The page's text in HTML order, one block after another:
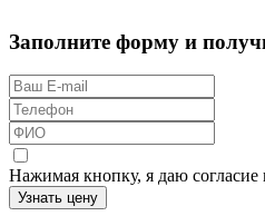
Заполните форму и
Нажимая кнопку, я даю согласие
Узнать цену